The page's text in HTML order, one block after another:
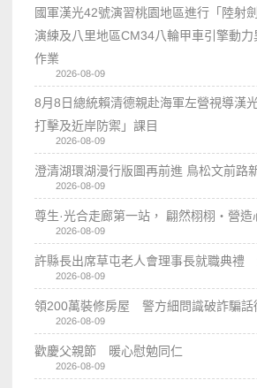
國軍漢光42號演習桃園地區進行「陸射
演練及八里地區CM34八輪甲車引擎動
作業
2026-08-09
8月8日總統賴清德親赴海軍左營視導漢
打擊及近岸防禦」課目
2026-08-09
澄清湖環湖漫行版圖再前進 鳥松文前路
2026-08-09
尊生·光合走廊第一站， 翩然栩栩・營造
2026-08-09
許縣長出席草屯老人會理事長就職典禮
2026-08-09
領200萬裝修房屋 警方細問識破詐騙話
2026-08-09
歡慶父親節 暖心慰勉同仁
2026-08-09